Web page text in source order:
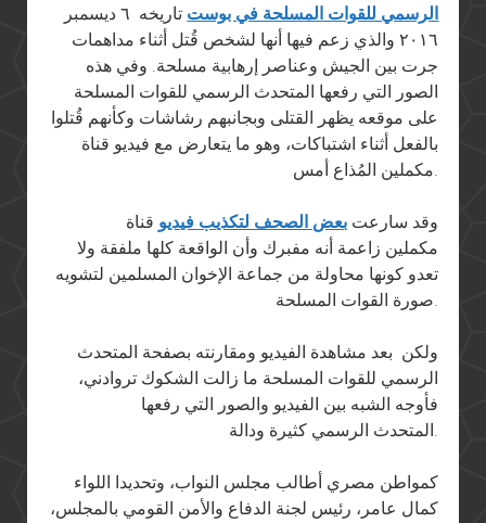
الرسمي للقوات المسلحة في بوست
تاريخه ٦ ديسمبر
٢٠١٦ والذي زعم فيها أنها لشخص قُتل أثناء مداهمات
جرت بين الجيش وعناصر إرهابية مسلحة. وفي هذه
الصور التي رفعها المتحدث الرسمي للقوات المسلحة
على موقعه يظهر القتلى وبجانبهم رشاشات وكأنهم قُتلوا
بالفعل أثناء اشتباكات، وهو ما يتعارض مع فيديو قناة
مكملين المُذاع أمس.
وقد سارعت بعض الصحف لتكذيب فيديو قناة
مكملين زاعمة أنه مفبرك وأن الواقعة كلها ملفقة ولا
تعدو كونها محاولة من جماعة الإخوان المسلمين لتشويه
صورة القوات المسلحة.
ولكن بعد مشاهدة الفيديو ومقارنته بصفحة المتحدث
الرسمي للقوات المسلحة ما زالت الشكوك تروادني،
فأوجه الشبه بين الفيديو والصور التي رفعها
المتحدث الرسمي كثيرة ودالة.
كمواطن مصري أطالب مجلس النواب، وتحديدا اللواء
كمال عامر، رئيس لجنة الدفاع والأمن القومي بالمجلس،